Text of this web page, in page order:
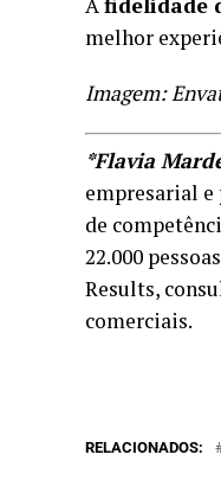
melhor
Imagem:
*Flavia
empresarial e
de
22.000
Results,
comerciais.
RELACIONADOS: